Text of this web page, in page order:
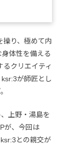
操り、極めて内
体性を備える
クリエイティ
が師匠とし
上野・湯島を
が、今回は
との親交が